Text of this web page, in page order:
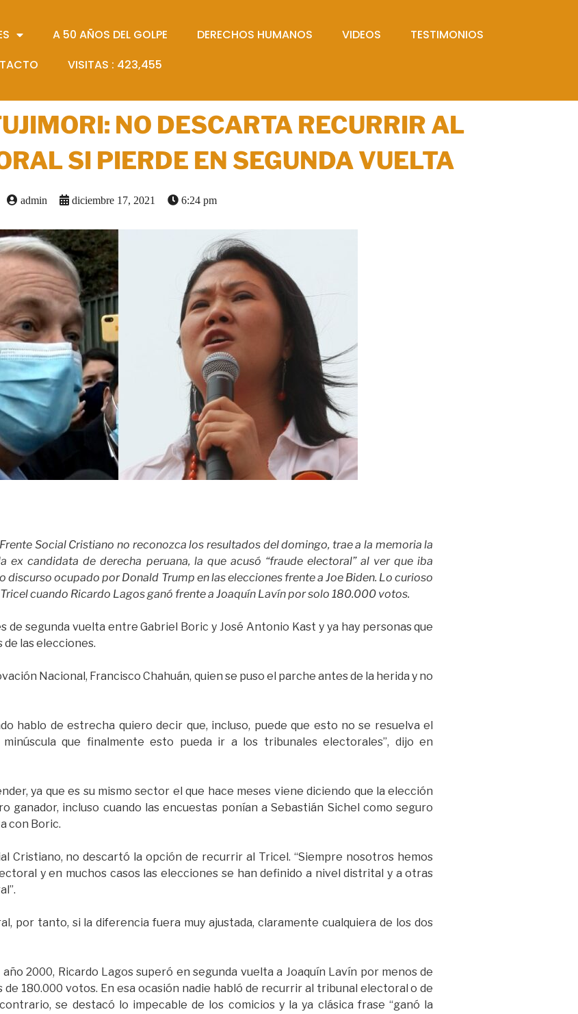
A 50 AÑOS DEL GOLPE DERECHOS HUMANOS VIDEOS
TESTIMONIOS
VISITAS : 423,455
NO DESCARTA RECURRIR AL
SI PIERDE EN SEGUNDA VUELTA
admin diciembre 17, 2021 6:24 pm
Social Cristiano no reconozca los resultados del domingo, trae a la memoria la
ex candidata de derecha peruana, la que acusó “fraude electoral” al ver que iba
ocupado por Donald Trump en las elecciones frente a Joe Biden. Lo curioso
cuando Ricardo Lagos ganó frente a Joaquín Lavín por solo 180.000 votos.
de segunda vuelta entre Gabriel Boric y José Antonio Kast y ya hay personas que
las elecciones.
Nacional, Francisco Chahuán, quien se puso el parche antes de la herida y no
hablo de estrecha quiero decir que, incluso, puede que esto no se resuelva el
que finalmente esto pueda ir a los tribunales electorales”, dijo en
ya que es su mismo sector el que hace meses viene diciendo que la elección
ganador, incluso cuando las encuestas ponían a Sebastián Sichel como seguro
con Boric.
Cristiano, no descartó la opción de recurrir al Tricel. “Siempre nosotros hemos
y en muchos casos las elecciones se han definido a nivel distrital y a otras
por tanto, si la diferencia fuera muy ajustada, claramente cualquiera de los dos
2000, Ricardo Lagos superó en segunda vuelta a Joaquín Lavín por menos de
de 180.000 votos. En esa ocasión nadie habló de recurrir al tribunal electoral o de
se destacó lo impecable de los comicios y la ya clásica frase “ganó la